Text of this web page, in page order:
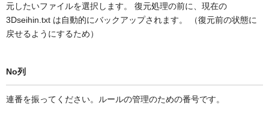
元したいファイルを選択します。 復元処理の前に、現在の
3Dseihin.txt は自動的にバックアップされます。 （復元前の状態に
戻せるようにするため）
No列
連番を振ってください。ルールの管理のための番号です。